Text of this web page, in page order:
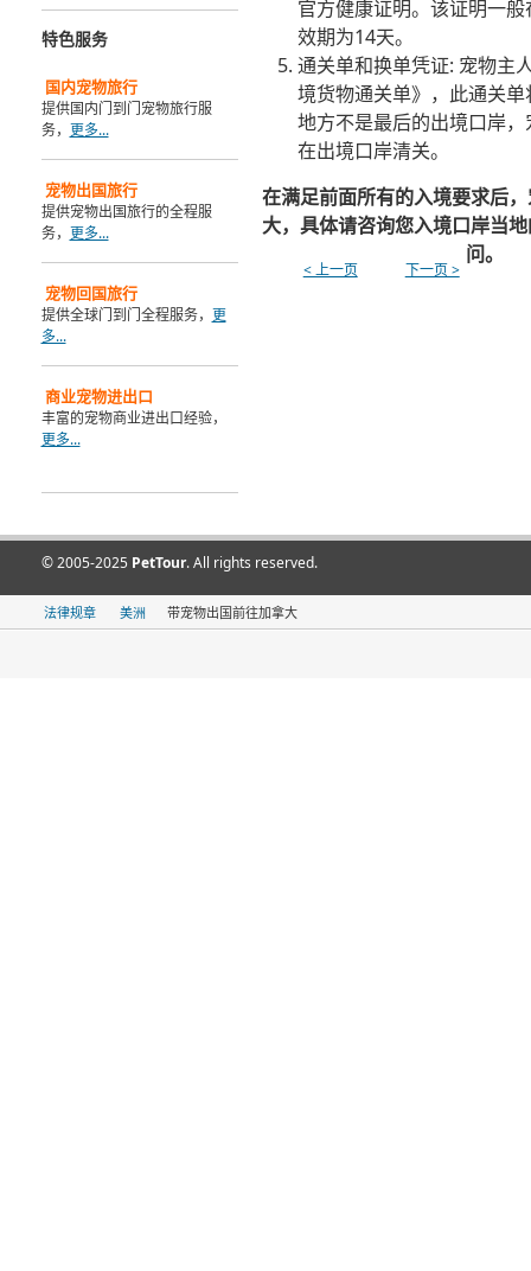
官方健康证明。该证明一
效期为14天。
通关单和换单凭证: 宠物主
境货物通关单》，此通关
地方不是最后的出境口岸
在出境口岸清关。
在满足前面所有的入境要求后
大，具体请咨询您入境口岸当
问。
< 上一页 下一页 >
特色服务
国内宠物旅行
提供国内门到门宠物旅行服
务， 更多...
宠物出国旅行
提供宠物出国旅行的全程服
务， 更多...
宠物回国旅行
提供全球门到门全程服务， 更
多...
商业宠物进出口
丰富的宠物商业进出口经验，
更多...
© 2005-2025 PetTour. All rights reserved.
法律规章 美洲 带宠物出国前往加拿大